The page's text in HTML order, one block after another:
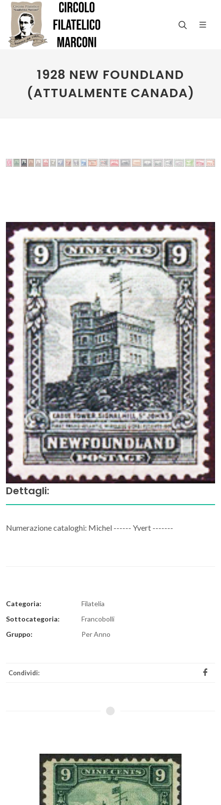
1928 NEW FOUNDLAND
(ATTUALMENTE CANADA)
Dettagli:
Numerazione cataloghi: Michel ------ Yvert -------
Categoria:
Filatelia
Sottocategoria:
Francobolli
Gruppo:
Per Anno
Condividi: